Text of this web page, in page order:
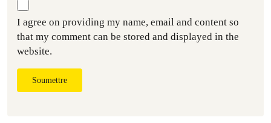
I agree on providing my name, email and content so
that my comment can be stored and displayed in the
website.
Soumettre